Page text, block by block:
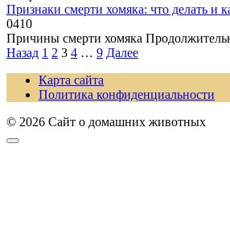
Признаки смерти хомяка: что делать и
0410
Причины смерти хомяка
Пагинация
Назад 1 2 3 4 … 9 Далее
Карта сайта
Политика конфиденциальности
© 2026 Сайт о домашних животных